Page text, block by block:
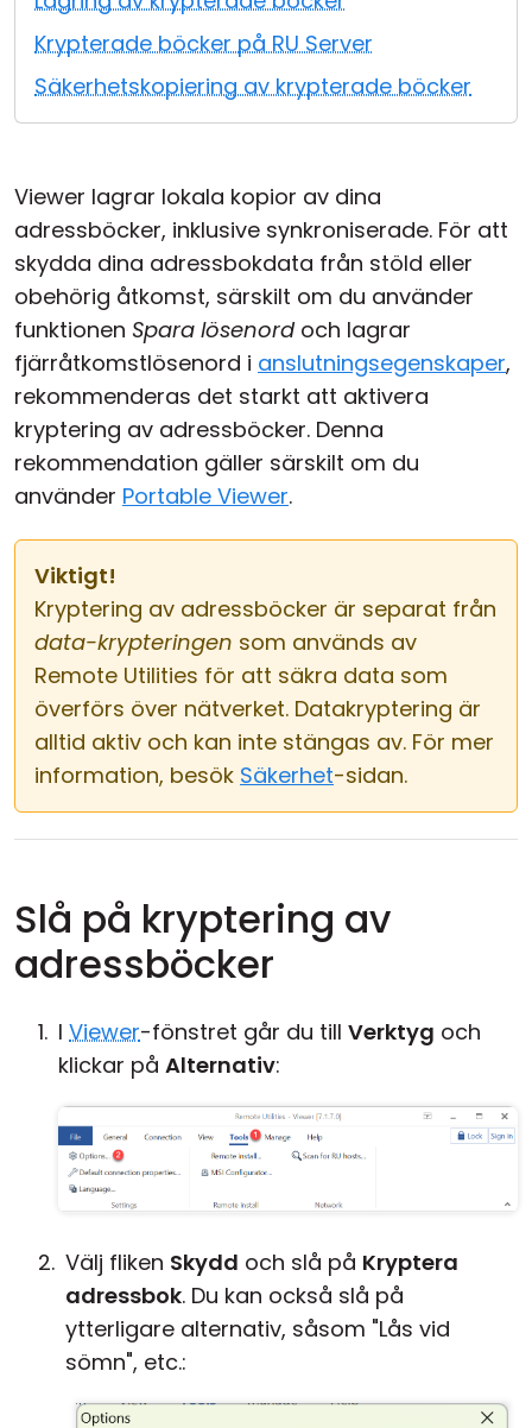
Krypterade böcker på RU Server
Säkerhetskopiering av krypterade böcker
Viewer lagrar lokala kopior av dina
adressböcker, inklusive synkroniserade. För att
skydda dina adressbokdata från stöld eller
obehörig åtkomst, särskilt om du använder
funktionen Spara lösenordoch lagrar
fjärråtkomstlösenord i anslutningsegenskaper,
rekommenderas det starkt att aktivera
kryptering av adressböcker. Denna
rekommendation gäller särskilt om du
använder Portable Viewer.
Viktigt!
Kryptering av adressböcker är separat från
data-krypteringen som används av
Remote Utilities för att säkra data som
överförs över nätverket. Datakryptering är
alltid aktiv och kan inte stängas av. För mer
information, besök Säkerhet-sidan.
Slå på kryptering av
adressböcker
I Viewer-fönstret går du till Verktyg och
klickar på Alternativ:
Välj fliken Skydd och slå på Kryptera
adressbok. Du kan också slå på
ytterligare alternativ, såsom "Lås vid
sömn", etc.:
Moln & Lokal installation